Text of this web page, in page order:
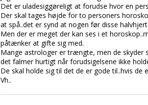
Det er uladesiggøreligt at forudse hvor en
Der skal tages højde for to personers
at spå..det er synd at nogen før disse
Men der er meget der kan ses i et
påtænker at gifte sig med.
Mange astrologer er trængte, men de
det falmer hurtigt når forudsigelsene ikke
De skal holde sig til det de er gode til..hvis de
Vh..